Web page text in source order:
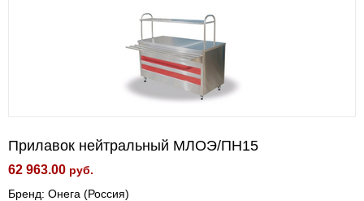
Прилавок нейтральный МЛОЭ/ПН15
62 963.00 руб.
Бренд: Онега (Россия)